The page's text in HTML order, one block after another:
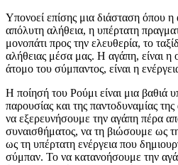
Υπονοεί επίσης μια διάσταση όπου
απόλυτη αλήθεια, η υπέρτατη
μονοπάτι προς την ελευθερία, το
αλήθειας μέσα μας. Η αγάπη, είναι η
άτομο του σύμπαντος, είναι η
Η ποίησή του Ρούμι είναι μια βαθιά
παρουσίας και της παντοδυναμίας
να εξερευνήσουμε την αγάπη πέρα
συναισθήματος, να τη βιώσουμε ως
ως τη υπέρτατη ενέργεια που
σύμπαν. Το να κατανοήσουμε την